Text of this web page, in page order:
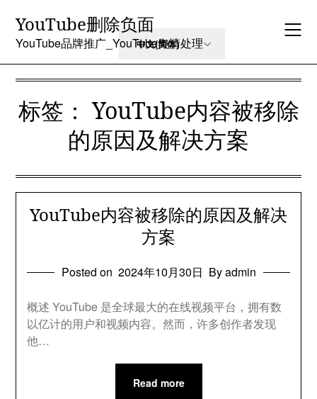
content
YouTube删除负面
YouTube品牌推广_YouTube舆情处理
标签：YouTube内容被移除
的原因及解决方案
YouTube内容被移除的原因及解决
方案
Posted on 2024年10月30日 By admin
概述 YouTube 是全球最大的在线视频平台，拥有数
以亿计的用户和视频内容。然而，许多创作者发现
他…
Read more